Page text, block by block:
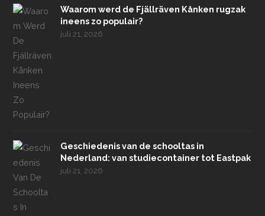
Waarom werd de Fjällräven Kånken rugzak
ineens zo populair?
juli 21, 2026
Geschiedenis van de schooltas in
Nederland: van studiecontainer tot Eastpak
juli 21, 2026